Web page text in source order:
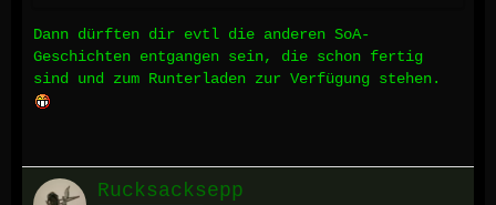
Dann dürften dir evtl die anderen SoA-
Geschichten entgangen sein, die schon fertig
sind und zum Runterladen zur Verfügung stehen.
Rucksacksepp